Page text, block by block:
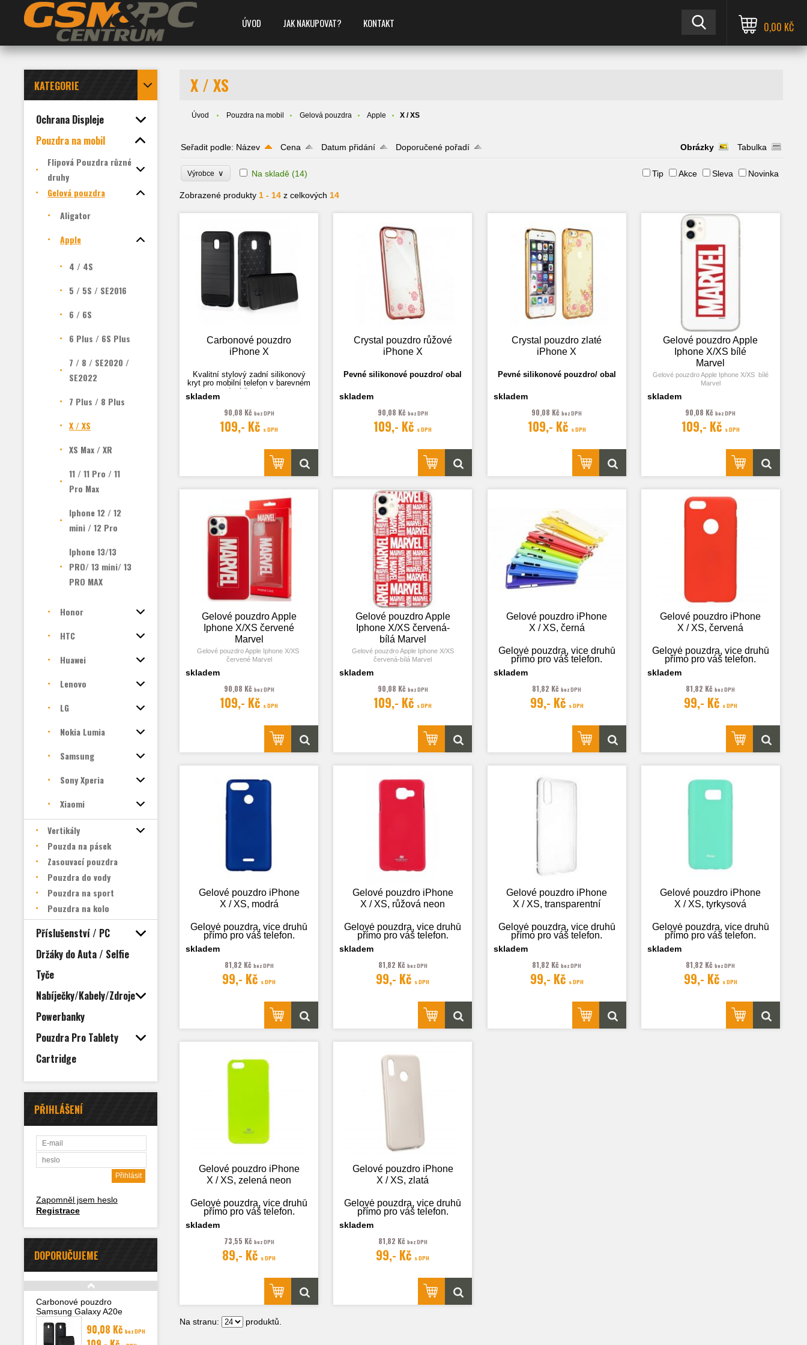
ÚVOD JAK NAKUPOVAT? KONTAKT 0,00 KČ
KATEGORIE
Ochrana Displeje
Pouzdra na mobil
Flipová Pouzdra různé
druhy
Gelová pouzdra
Aligator
Apple
4 / 4S
5 / 5S / SE2016
6 / 6S
6 Plus / 6S Plus
7 / 8 / SE2020 /
SE2022
7 Plus / 8 Plus
X / XS
XS Max / XR
11 / 11 Pro / 11
Pro Max
Iphone 12 / 12
mini / 12 Pro
Iphone 13/13
PRO/ 13 mini/ 13
PRO MAX
Honor
HTC
Huawei
Lenovo
LG
Nokia Lumia
Samsung
Sony Xperia
Xiaomi
Vertikály
Pouzda na pásek
Zasouvací pouzdra
Pouzdra do vody
Pouzdra na sport
Pouzdra na kolo
Příslušenství / PC
Držáky do Auta / Selfie
Tyče
Nabíječky/Kabely/Zdroje
Powerbanky
Pouzdra Pro Tablety
Cartridge
PŘIHLÁŠENÍ
Zapomněl jsem heslo
Registrace
DOPORUČUJEME
Carbonové pouzdro
Samsung Galaxy A20e
(A202F)
90,08 Kč bez DPH
X / XS
Úvod Pouzdra na mobil Gelová pouzdra Apple X / XS
Seřadit podle: Název Cena Datum přidání Doporučené pořadí Obrázky Tabulka
Výrobce ∨ Na skladě (14) Tip Akce Sleva Novinka
Zobrazené produkty 1 - 14 z celkových 14
Carbonové pouzdro
iPhone X
Kvalitní stylový zadní silikonový
kryt pro mobilní telefon v barevném
provedení černý carbon.
Fotografie je pouze ilustrační.
skladem
90,08 Kč bez DPH
109,- Kč s DPH
Crystal pouzdro růžové
iPhone X
Pevné silikonové pouzdro/ obal
skladem
90,08 Kč bez DPH
109,- Kč s DPH
Crystal pouzdro zlaté
iPhone X
Pevné silikonové pouzdro/ obal
skladem
90,08 Kčbez DPH
109,- Kč s DPH
Gelové pouzdro Apple
Iphone X/XS bílé
Marvel
Gelové pouzdro Apple Iphone X/XS bílé
Marvel
skladem
90,08 Kčbez DPH
109,- Kč s DPH
Gelové pouzdro Apple
Iphone X/XS červené
Marvel
Gelové pouzdro Apple Iphone X/XS
červené Marvel
skladem
90,08 Kč bez DPH
109,- Kč s DPH
Gelové pouzdro Apple
Iphone X/XS červená-
bílá Marvel
Gelové pouzdro Apple Iphone X/XS
červená-bílá Marvel
skladem
90,08 Kč bez DPH
109,- Kč s DPH
Gelové pouzdro iPhone
X / XS, černá
Gelové pouzdra, více druhů
přímo pro váš telefon.
Fotografie je pouze
ilustrační.
skladem
81,82 Kčbez DPH
99,- Kč s DPH
Gelové pouzdro iPhone
X / XS, červená
Gelové pouzdra, více druhů
přímo pro váš telefon.
Fotografie je pouze
ilustrační.
skladem
81,82 Kčbez DPH
99,- Kč s DPH
Gelové pouzdro iPhone
X / XS, modrá
Gelové pouzdra, více druhů
přímo pro váš telefon.
Fotografie je pouze
ilustrační.
skladem
81,82 Kč bez DPH
99,- Kč s DPH
Gelové pouzdro iPhone
X / XS, růžová neon
Gelové pouzdra, více druhů
přímo pro váš telefon.
Fotografie je pouze
ilustrační.
skladem
81,82 Kč bez DPH
99,- Kč s DPH
Gelové pouzdro iPhone
X / XS, transparentní
Gelové pouzdra, více druhů
přímo pro váš telefon.
Fotografie je pouze
ilustrační.
skladem
81,82 Kčbez DPH
99,- Kč s DPH
Gelové pouzdro iPhone
X / XS, tyrkysová
Gelové pouzdra, více druhů
přímo pro váš telefon.
Fotografie je pouze
ilustrační.
skladem
81,82 Kčbez DPH
99,- Kč s DPH
Gelové pouzdro iPhone
X / XS, zelená neon
Gelové pouzdra, více druhů
přímo pro váš telefon.
Fotografie je pouze
ilustrační.
skladem
73,55 Kč bez DPH
89,- Kč s DPH
Gelové pouzdro iPhone
X / XS, zlatá
Gelové pouzdra, více druhů
přímo pro váš telefon.
Fotografie je pouze
ilustrační.
skladem
81,82 Kč bez DPH
99,- Kč s DPH
Na stranu: produktů.